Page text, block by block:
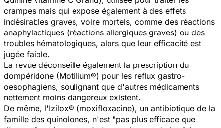
crampes mais qui expose également à des effets
indésirables graves, voire mortels, comme des réactions
anaphylactiques (réactions allergiques graves) ou des
troubles hématologiques, alors que leur efficacité est
jugée faible.
La revue déconseille également la prescription du
dompéridone (Motilium®) pour les reflux gastro-
oesophagiens, soulignant que d'autres médicaments
nettement moins dangereux existent.
De même, l'Izilox® (moxifloxacine), un antibiotique de la
famille des quinolones, n'est "pas plus efficace que